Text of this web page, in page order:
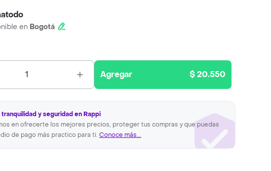
en Bogotá
1 Agregar $ 20.550
y seguridad en Rappi
en ofrecerte los mejores precios, proteger tus compras y que puedas
de pago más practico para ti. Conoce más...